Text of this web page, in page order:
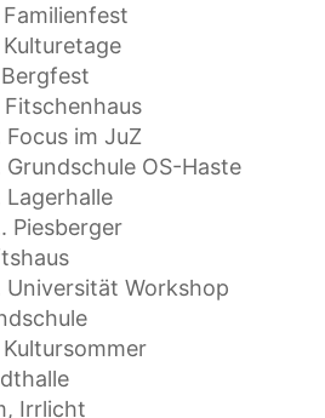
im JuZ
Grundschule OS-Haste
Lagerhalle
Piesberger
Universität Workshop
Irrlicht